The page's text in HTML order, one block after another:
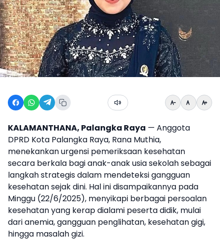
KALAMANTHANA, Palangka Raya — Anggota
DPRD Kota Palangka Raya, Rana Muthia,
menekankan urgensi pemeriksaan kesehatan
secara berkala bagi anak-anak usia sekolah sebagai
langkah strategis dalam mendeteksi gangguan
kesehatan sejak dini. Hal ini disampaikannya pada
Minggu (22/6/2025), menyikapi berbagai persoalan
kesehatan yang kerap dialami peserta didik, mulai
dari anemia, gangguan penglihatan, kesehatan gigi,
hingga masalah gizi.